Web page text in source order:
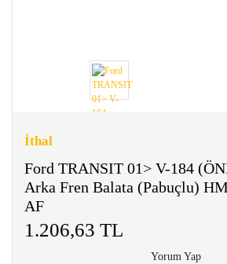
İthal
Ford TRANSIT 01> V-184
Arka Fren Balata (Pabuçlu)
AF
1.206,63 TL
Yorum Yap